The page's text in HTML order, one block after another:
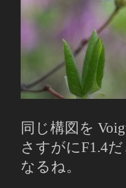
同じ構図を
さすがにF1.4
なるね。